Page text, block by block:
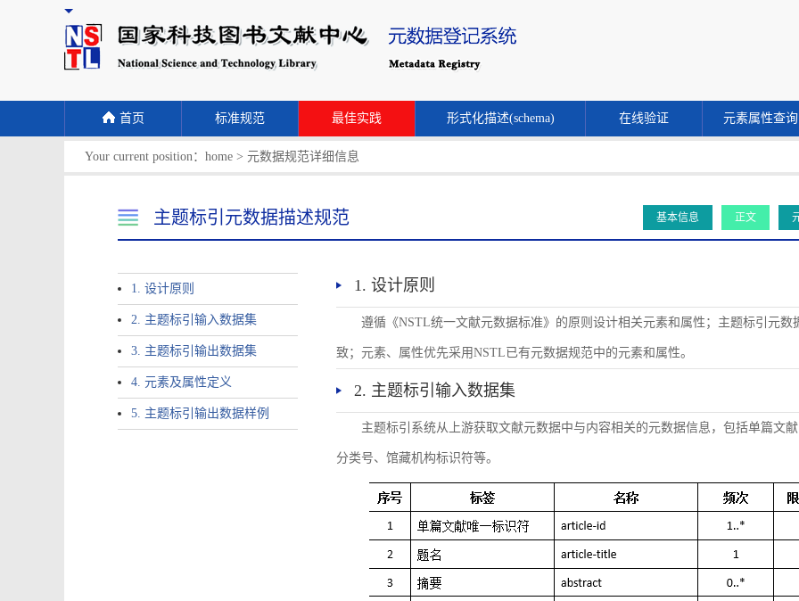
首页 标准规范 最佳实践 形式化描述(schema) 在线验证 元素属性查询
Your current position： home > 元数据规范详细信息
主题标引元数据描述规范 基本信息 正文
1. 设计原则
2. 主题标引输入数据集
3. 主题标引输出数据集
4. 元素及属性定义
5. 主题标引输出数据样例
1. 设计原则
遵循《NSTL统一文献元数据标准》的原则设计相关元素和属性；主题标引元
致；元素、属性优先采用NSTL已有元数据规范中的元素和属性。
2. 主题标引输入数据集
主题标引系统从上游获取文献元数据中与内容相关的元数据信息，包括单篇文
分类号、馆藏机构标识符等。